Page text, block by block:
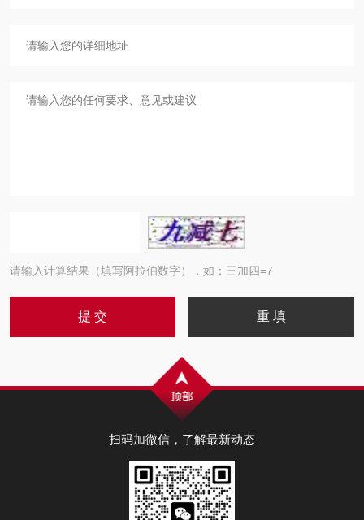
请输入计算结果（填写阿拉伯数字），如：三加四=7
扫码加微信，了解最新动态